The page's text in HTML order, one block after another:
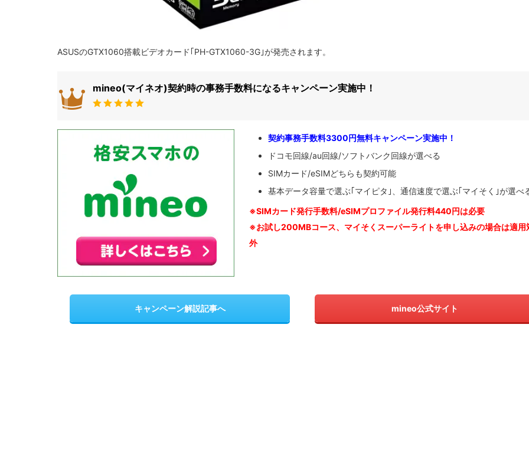
ASUSのGTX1060搭載ビデオカード｢PH-GTX1060-3G｣が発売されます。
mineo(マイネオ)契約時の事務手数料になるキャンペーン実施中！
契約事務手数料3300円無料キャンペーン実施中！
ドコモ回線/au回線/ソフトバンク回線が選べる
SIMカード/eSIMどちらも契約可能
基本データ容量で選ぶ｢マイピタ｣、通信速度で選ぶ｢マイそく｣が選べ
※SIMカード発行手数料/eSIMプロファイル発行料440円は必要
※お試し200MBコース、マイそくスーパーライトを申し込みの場合は適用
外
キャンペーン解説記事へ mineo公式サイト